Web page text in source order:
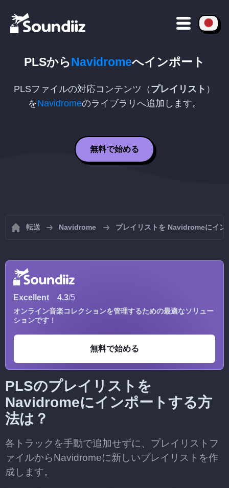
PLSからNavidromeへインポート
PLSファイルの対応コンテンツ（ プレイリスト ）
をNavidromeのライブラリへ追加します。
無料で始める
転送 Navidrome プレイリストを Navidromeにイン
Excellent 4.3/5
オンライン音楽コレクションを管理するための最適なソリュー
ションです！
無料で始める
PLSのプレイリストを
Navidromeにインポートする方
法は？
各トラックを手動で追加せずに、プレイリストフ
ァイルからNavidromeに新しいプレイリストを作
成します。